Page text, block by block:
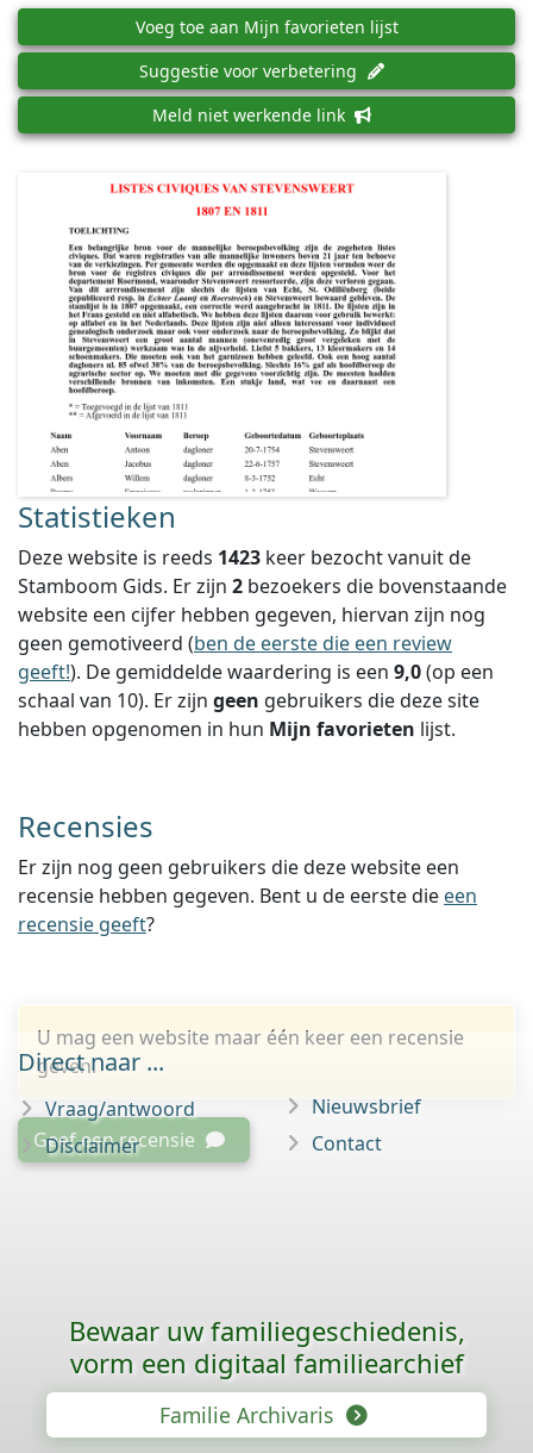
Voeg toe aan Mijn favorieten lijst
Suggestie voor verbetering
Meld niet werkende link
Statistieken
Deze website is reeds 1423 keer bezocht vanuit de
Stamboom Gids. Er zijn 2 bezoekers die bovenstaande
website een cijfer hebben gegeven, hiervan zijn nog
geen gemotiveerd (ben de eerste die een review
geeft!). De gemiddelde waardering is een 9,0(op een
schaal van 10). Er zijn geen gebruikers die deze site
hebben opgenomen in hun Mijn favorieten lijst.
Recensies
Er zijn nog geen gebruikers die deze website een
recensie hebben gegeven. Bent u de eerste die een
recensie geeft?
U mag een website maar één keer een recensie
geven.
Geef een recensie
Direct naar ...
Vraag/antwoord
Disclaimer
Nieuwsbrief
Contact
Bewaar uw familie­geschiedenis,
vorm een digitaal familiearchief
Familie Archivaris